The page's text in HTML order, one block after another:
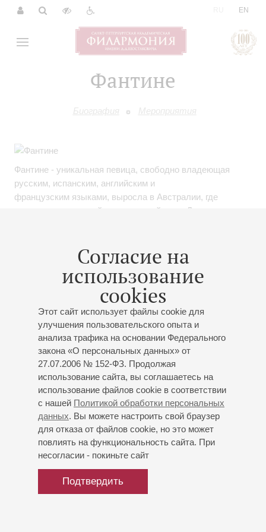
EN
Фантине
Биография Мероприятия
Согласие на
использование
cookies
Этот сайт использует файлы cookie для
улучшения пользовательского опыта и
анализа трафика на основании Федерального
закона «О персональных данных» от
27.07.2006 № 152-ФЗ. Продолжая
использование сайта, вы соглашаетесь на
использование файлов cookie в соответствии
с нашей Политикой обработки персональных
данных. Вы можете настроить свой браузер
для отказа от файлов cookie, но это может
повлиять на функциональность сайта. При
несогласии - покиньте сайт
Подтвердить
Фантине - уникальная певица, свободно владеющая
русским, испанским, английским и
французским языками, выросла в Австралии, где
впервые начала свой музыкальный путь. Далее
работать с одними из самых ярких имен в мировой
музыкальной индустрии, включая Дэйва Стюарта
(Eurythmics), Эрику Баду, лауреата на премию ARIA
продюсера Ли Гровса, Вайклефа Джина (The Fugees), а
также, обладателей многочисленных наград «Грэмми»
Глорию и Эмилио Эстефан. В 2014 году Фантине начала
выступать в качестве приглашенной солистки с
Московским джазовым оркестром под руководством
Народного артиста России Игоря Бутмана. Вместе они
гастролировали в США и России, странах Европы и Азии,
выступили на крупнейших мировых джазовых
фестивалях. В 2019 году у неё вышел первый сольный
альбом «Overdue», а в 2020 году Фантине стала
участницей девятого сезона проекта «Голос» на Первом
канале.